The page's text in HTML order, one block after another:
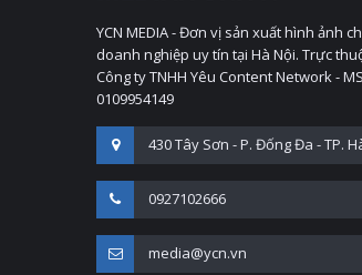
YCN MEDIA - Đơn vị sản xuất hình ảnh
doanh nghiệp uy tín tại Hà Nội. Trực
Công ty TNHH Yêu Content Network -
0109954149
430 Tây Sơn - P. Đống Đa - TP.
0927102666
media@ycn.vn